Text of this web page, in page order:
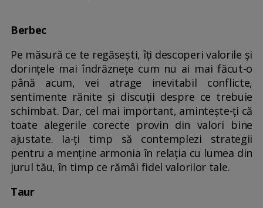
Berbec
Pe măsură ce te regăsești, îți descoperi valorile și
dorințele mai îndrăznețe cum nu ai mai făcut-o
până acum, vei atrage inevitabil conflicte,
sentimente rănite și discuții despre ce trebuie
schimbat. Dar, cel mai important, amintește-ți că
toate alegerile corecte provin din valori bine
ajustate. Ia-ți timp să contemplezi strategii
pentru a menține armonia în relația cu lumea din
jurul tău, în timp ce rămâi fidel valorilor tale.
Taur